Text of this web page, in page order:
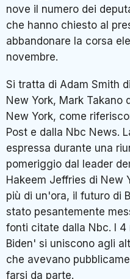
nove il numero dei
che hanno chiesto al
abbandonare la corsa
novembre.
Si tratta di Adam Smith
New York, Mark Takano
New York, come
Post e dalla Nbc News.
espressa durante una
pomeriggio dal leader
Hakeem Jeffries di New
più di un'ora, il futuro di
stato pesantemente
fonti citate dalla Nbc. I 4
Biden' si uniscono agli
che avevano
farsi da parte.